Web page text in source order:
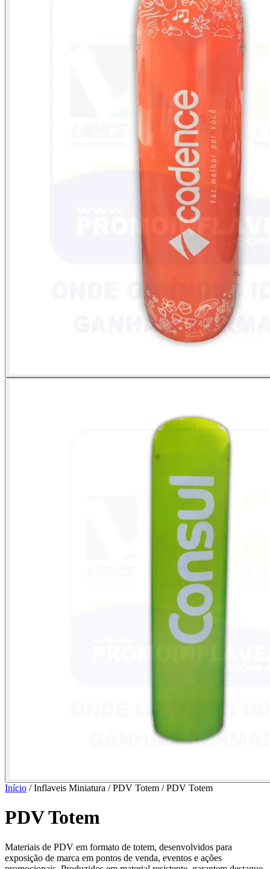
Início / Inflaveis Miniatura / PDV Totem /PDV Totem
PDV Totem
Materiais de PDV em formato de totem, desenvolvidos para
exposição de marca em pontos de venda, eventos e ações